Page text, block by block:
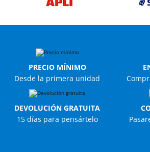
PRECIO MÍNIMO
Desde la primera unidad
DEVOLUCIÓN GRATUITA
15 días para pensártelo